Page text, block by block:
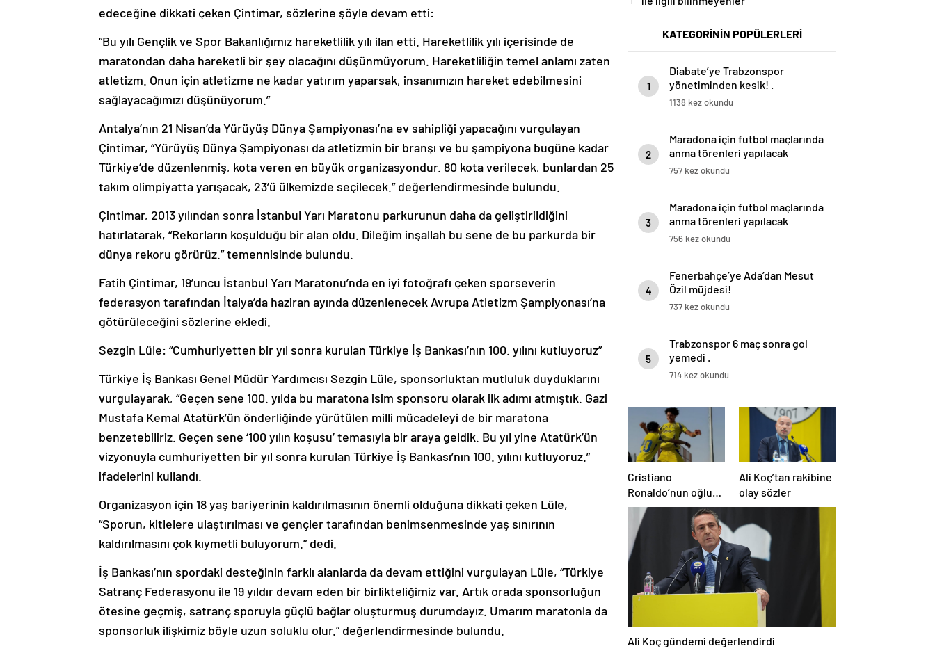
edeceğine dikkati çeken Çintimar, sözlerine şöyle devam etti:
“Bu yılı Gençlik ve Spor Bakanlığımız hareketlilik yılı ilan etti. Hareketlilik yılı içerisinde de
maratondan daha hareketli bir şey olacağını düşünmüyorum. Hareketliliğin temel anlamı zaten
atletizm. Onun için atletizme ne kadar yatırım yaparsak, insanımızın hareket edebilmesini
sağlayacağımızı düşünüyorum.”
Antalya’nın 21 Nisan’da Yürüyüş Dünya Şampiyonası’na ev sahipliği yapacağını vurgulayan
Çintimar, “Yürüyüş Dünya Şampiyonası da atletizmin bir branşı ve bu şampiyona bugüne kadar
Türkiye’de düzenlenmiş, kota veren en büyük organizasyondur. 80 kota verilecek, bunlardan 25
takım olimpiyatta yarışacak, 23’ü ülkemizde seçilecek.” değerlendirmesinde bulundu.
Çintimar, 2013 yılından sonra İstanbul Yarı Maratonu parkurunun daha da geliştirildiğini
hatırlatarak, “Rekorların koşulduğu bir alan oldu. Dileğim inşallah bu sene de bu parkurda bir
dünya rekoru görürüz.” temennisinde bulundu.
Fatih Çintimar, 19’uncu İstanbul Yarı Maratonu’nda en iyi fotoğrafı çeken sporseverin
federasyon tarafından İtalya’da haziran ayında düzenlenecek Avrupa Atletizm Şampiyonası’na
götürüleceğini sözlerine ekledi.
Sezgin Lüle: “Cumhuriyetten bir yıl sonra kurulan Türkiye İş Bankası’nın 100. yılını kutluyoruz”
Türkiye İş Bankası Genel Müdür Yardımcısı Sezgin Lüle, sponsorluktan mutluluk duyduklarını
vurgulayarak, “Geçen sene 100. yılda bu maratona isim sponsoru olarak ilk adımı atmıştık. Gazi
Mustafa Kemal Atatürk’ün önderliğinde yürütülen milli mücadeleyi de bir maratona
benzetebiliriz. Geçen sene ‘100 yılın koşusu’ temasıyla bir araya geldik. Bu yıl yine Atatürk’ün
vizyonuyla cumhuriyetten bir yıl sonra kurulan Türkiye İş Bankası’nın 100. yılını kutluyoruz.”
ifadelerini kullandı.
Organizasyon için 18 yaş bariyerinin kaldırılmasının önemli olduğuna dikkati çeken Lüle,
“Sporun, kitlelere ulaştırılması ve gençler tarafından benimsenmesinde yaş sınırının
kaldırılmasını çok kıymetli buluyorum.” dedi.
İş Bankası’nın spordaki desteğinin farklı alanlarda da devam ettiğini vurgulayan Lüle, “Türkiye
Satranç Federasyonu ile 19 yıldır devam eden bir birlikteliğimiz var. Artık orada sponsorluğun
ötesine geçmiş, satranç sporuyla güçlü bağlar oluşturmuş durumdayız. Umarım maratonla da
sponsorluk ilişkimiz böyle uzun soluklu olur.” değerlendirmesinde bulundu.
KATEGORİNİN POPÜLERLERİ
1
Diabate’ye Trabzonspor
yönetiminden kesik! .
1138 kez okundu
2
Maradona için futbol maçlarında
anma törenleri yapılacak
757 kez okundu
3
Maradona için futbol maçlarında
anma törenleri yapılacak
756 kez okundu
4
Fenerbahçe’ye Ada’dan Mesut
Özil müjdesi!
737 kez okundu
5
Trabzonspor 6 maç sonra gol
yemedi .
714 kez okundu
Cristiano
Ronaldo’nun oğluna
milla davet
Ali Koç’tan rakibine
olay sözler
Ali Koç gündemi değerlendirdi